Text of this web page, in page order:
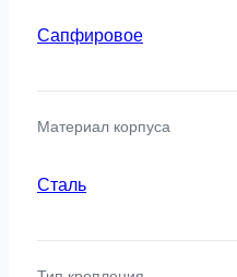
Сапфировое
Материал корпуса
Сталь